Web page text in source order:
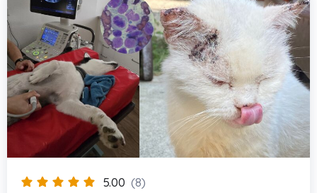
5.00 (8)